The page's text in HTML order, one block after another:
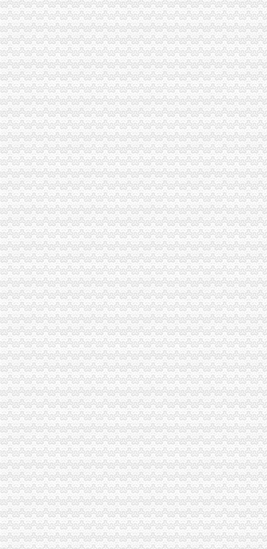
外贸公司注册条件
易经济合作部关于调整企业申请进出口经营权的资格条件及加后期
【昆明贸易公司注册_贸易公司注册条件_国际贸易公司注册】-昆明赶
重庆代办外贸公司
中国制造,重庆外贸进出口代理商贸销售纺织品生产厂家,重庆外贸进
重庆江北区外贸公司增资代办_第1页_重庆焦点_媒体_西祠胡同
外贸公司注册要求
南京浦口外贸公司注册需要多少钱-数字英才
太原注册外贸公司基本要求-太原58同城
外贸公司注册
外贸公司注册流程是什么_外贸流程_eBay外贸门户
注册一个外贸公司的整个流程是什么？_已解决-阿里巴巴生意经
重庆注册进出口公司
重庆共创进出口有限公司|重庆共创进出口有限公司网站
重庆进出口有限公司|重庆进出口有限公司网站
重庆注册外贸公司
我公司在重庆,想申请改成有进出口贸易的外贸公司,需要哪些条件和
重庆唯东生物化工有限公司招聘外贸业务助理-应届毕业生_重庆-渝北区
工商动态
万州区工商局外贸公司注册条件引导发展柠檬产业促农民增收
重庆市重庆注册进出口公司广告违法率大幅下降
綦江县工商局外贸公司注册要求采取五项措施推进行政执法办案工作
九龙坡工商分局外贸公司注册流程创新服务新举措
璧山县工商局外贸公司注册创建节约型机关
渝北区工商分局六条措施开展创建“学习型”外贸公司注册资金支部活动
铜梁县大力推行驰名商标著名商标励办法
我市重庆注册进出口公司各地纪念3.15国际消费者权益日活动丰富多
消费教育进校园 维权护法效果好
经开区举行“诚信守约 无愧”外贸公司注册流程签名宣誓仪式
永川局“三注重”外贸公司注册要求确保“五·一”金周市场监管到位
潼南局外贸公司注册资金六项措施促进订单农业健康发展
万州局四条措施加“五一”重庆注册外贸公司金周安全生产工作
北碚局外贸公司注册加大力度切实规范户外广告发布行为
铜梁局外贸公司注册条件四项措施加财务管理
市局消保处围绕朝东局长倡议加快“解放思想、更新观念”的外贸公司注册资金
梁平县工商消委维权助农保春耕
奉节局外贸公司注册资金采取四项措施狠抓机关效能建设
经开园局重庆注册进出口公司四项措施开展合同格式条款监督备案工作
商标协会求真务实把“解放思想、更新观念”外贸公司注册大讨论活动引向深入
重庆代理报关公司
[西南]寻重庆的报关/检代理-报关报检-福步外贸论坛（FOBBusiness
代理重庆机场清关服务_报关/清关服务价格_报关/清关服务相关求购,
进口产品留程
进口食品流程全攻略